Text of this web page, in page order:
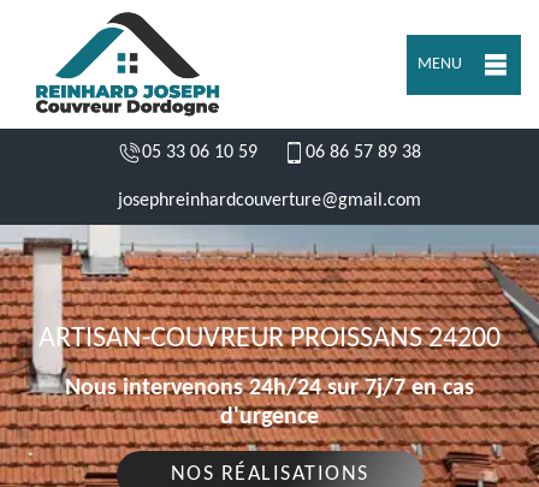
MENU
05 33 06 10 59 06 86 57 89 38
josephreinhardcouverture@gmail.com
ARTISAN-COUVREUR PROISSANS 24200
Nous intervenons 24h/24 sur 7j/7 en cas
d'urgence
NOS RÉALISATIONS